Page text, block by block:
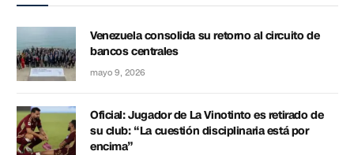
Venezuela consolida su retorno al circuito de
bancos centrales
mayo 9, 2026
Oficial: Jugador de La Vinotinto es retirado de
su club: “La cuestión disciplinaria está por
encima”